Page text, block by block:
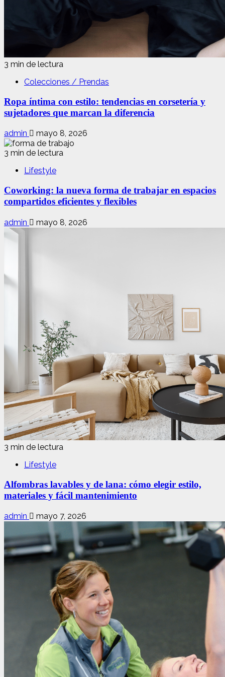
3 min de lectura
Colecciones / Prendas
Ropa íntima con estilo: tendencias en corsetería y
sujetadores que marcan la diferencia
admin mayo 8, 2026
3 min de lectura
Lifestyle
Coworking: la nueva forma de trabajar en espacios
compartidos eficientes y flexibles
admin mayo 8, 2026
3 min de lectura
Lifestyle
Alfombras lavables y de lana: cómo elegir estilo,
materiales y fácil mantenimiento
admin mayo 7, 2026